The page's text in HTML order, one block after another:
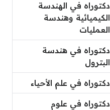
دكتوراه في الهندسة
الكيميائية وهندسة
العمليات
دكتوراه في هندسة
البترول
دكتوراه في علم الأحياء
دكتوراه في علوم